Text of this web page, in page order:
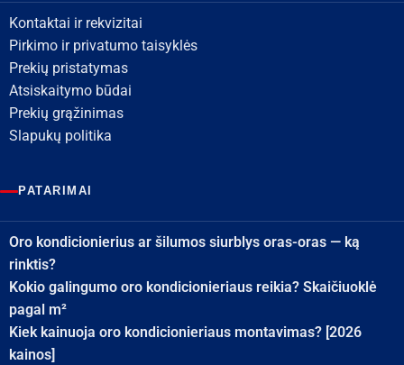
Kontaktai ir rekvizitai
Pirkimo ir privatumo taisyklės
Prekių pristatymas
Atsiskaitymo būdai
Prekių grąžinimas
Slapukų politika
PATARIMAI
Oro kondicionierius ar šilumos siurblys oras-oras — ką
rinktis?
Kokio galingumo oro kondicionieriaus reikia? Skaičiuoklė
pagal m²
Kiek kainuoja oro kondicionieriaus montavimas? [2026
kainos]